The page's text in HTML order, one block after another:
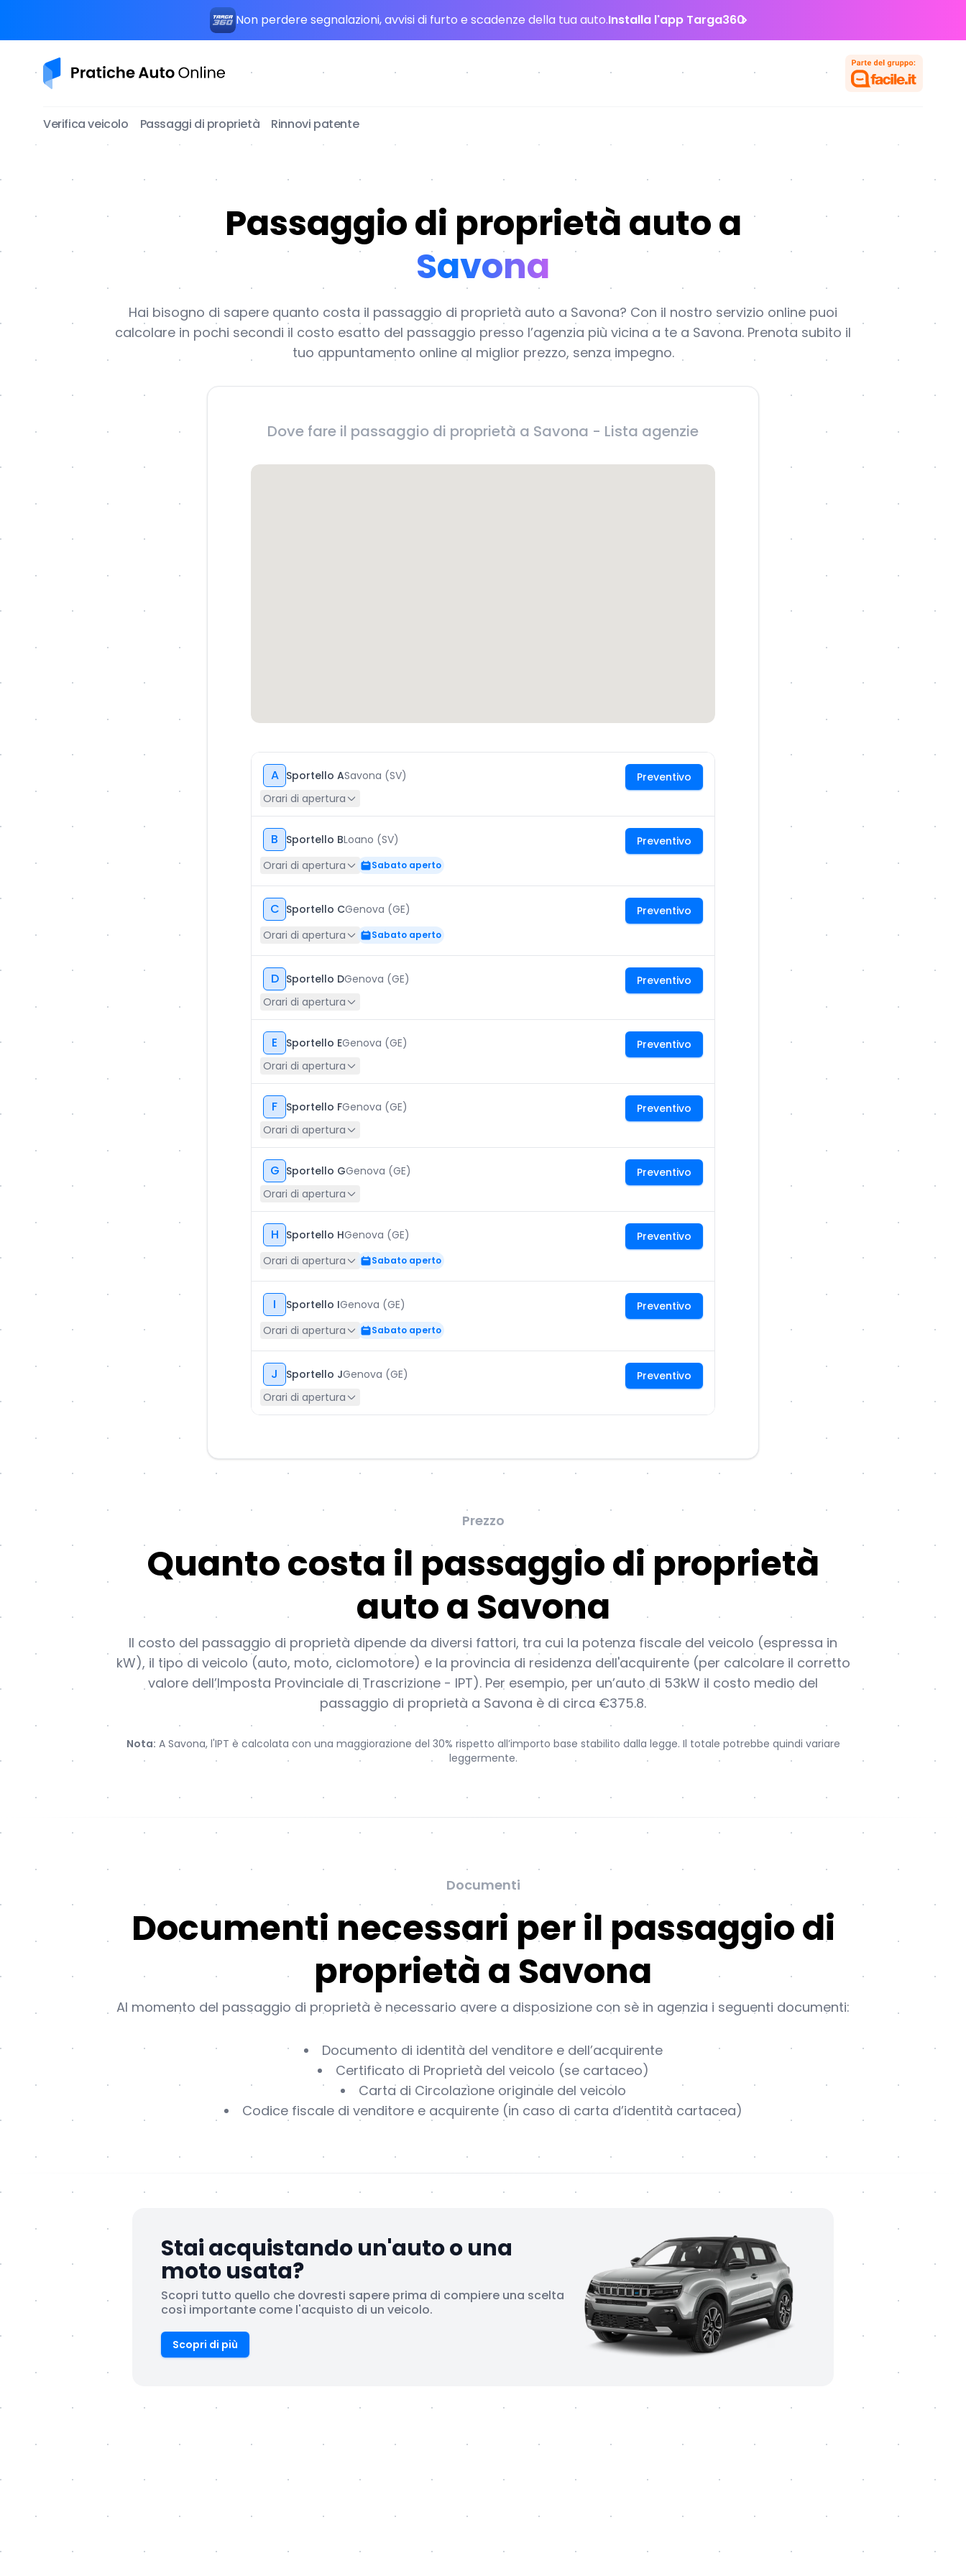
Non perdere segnalazioni, avvisi di furto e scadenze della tua auto.Installa l'app Targa360
Pratiche Auto Online
Verifica veicolo Passaggi di proprietà Rinnovi patente
Passaggio di proprietà auto a
Savona
Hai bisogno di sapere quanto costa il passaggio di proprietà auto a Savona? Con il nostro servizio online puoi
calcolare in pochi secondi il costo esatto del passaggio presso l’agenzia più vicina a te a Savona. Prenota subito il
tuo appuntamento online al miglior prezzo, senza impegno.
Dove fare il passaggio di proprietà a Savona - Lista agenzie
A Sportello ASavona (SV)
Orari di apertura
Preventivo
B Sportello BLoano (SV)
Orari di apertura
Sabato aperto
Preventivo
C Sportello CGenova (GE)
Orari di apertura
Sabato aperto
Preventivo
D Sportello DGenova (GE)
Orari di apertura
Preventivo
E Sportello EGenova (GE)
Orari di apertura
Preventivo
F Sportello FGenova (GE)
Orari di apertura
Preventivo
G Sportello GGenova (GE)
Orari di apertura
Preventivo
H Sportello HGenova (GE)
Orari di apertura
Sabato aperto
Preventivo
I Sportello IGenova (GE)
Orari di apertura
Sabato aperto
Preventivo
J Sportello JGenova (GE)
Orari di apertura
Preventivo
Prezzo
Quanto costa il passaggio di proprietà
auto a Savona
Il costo del passaggio di proprietà dipende da diversi fattori, tra cui la potenza fiscale del veicolo (espressa in
kW), il tipo di veicolo (auto, moto, ciclomotore) e la provincia di residenza dell'acquirente (per calcolare il corretto
valore dell’Imposta Provinciale di Trascrizione - IPT). Per esempio, per un’auto di 53kW il costo medio del
passaggio di proprietà a Savona è di circa €375.8.
Nota: A Savona, l'IPT è calcolata con una maggiorazione del 30% rispetto all’importo base stabilito dalla legge. Il totale potrebbe quindi variare
leggermente.
Documenti
Documenti necessari per il passaggio di
proprietà a Savona
Al momento del passaggio di proprietà è necessario avere a disposizione con sè in agenzia i seguenti documenti:
Documento di identità del venditore e dell’acquirente
Certificato di Proprietà del veicolo (se cartaceo)
Carta di Circolazione originale del veicolo
Codice fiscale di venditore e acquirente (in caso di carta d’identità cartacea)
Stai acquistando un'auto o una
moto usata?
Scopri tutto quello che dovresti sapere prima di compiere una scelta
così importante come l'acquisto di un veicolo.
Scopri di più